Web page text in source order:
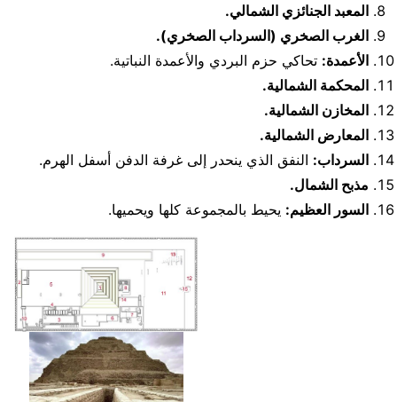
المعبد الجنائزي الشمالي.
الغرب الصخري (السرداب الصخري).
الأعمدة: تحاكي حزم البردي والأعمدة النباتية.
المحكمة الشمالية.
المخازن الشمالية.
المعارض الشمالية.
السرداب: النفق الذي ينحدر إلى غرفة الدفن أسفل الهرم.
مذبح الشمال.
السور العظيم: يحيط بالمجموعة كلها ويحميها.